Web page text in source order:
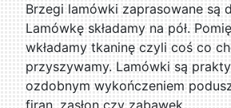
Brzegi lamówki zaprasowane są
Lamówkę składamy na pół.
wkładamy tkaninę czyli coś co
przyszywamy. Lamówki są
ozdobnym wykończeniem